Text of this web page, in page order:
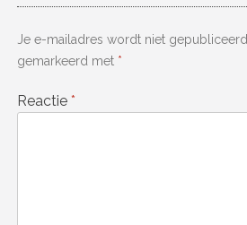
Je e-mailadres wordt niet gepubliceerd.
gemarkeerd met *
Reactie *